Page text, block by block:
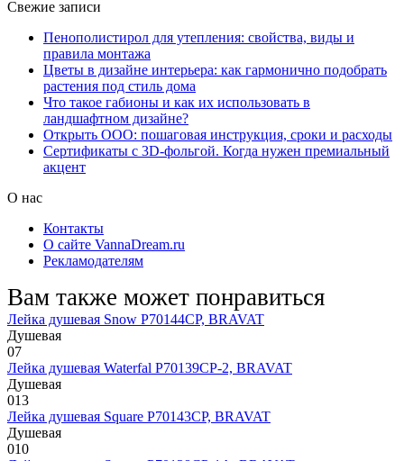
Свежие записи
Пенополистирол для утепления: свойства, виды и
правила монтажа
Цветы в дизайне интерьера: как гармонично подобрать
растения под стиль дома
Что такое габионы и как их использовать в
ландшафтном дизайне?
Открыть ООО: пошаговая инструкция, сроки и расходы
Сертификаты с 3D-фольгой. Когда нужен премиальный
акцент
О нас
Контакты
О сайте VannaDream.ru
Рекламодателям
Вам также может понравиться
Лейка душевая Snow P70144CP, BRAVAT
Душевая
07
Лейка душевая Waterfal P70139CP-2, BRAVAT
Душевая
013
Лейка душевая Square P70143CP, BRAVAT
Душевая
010